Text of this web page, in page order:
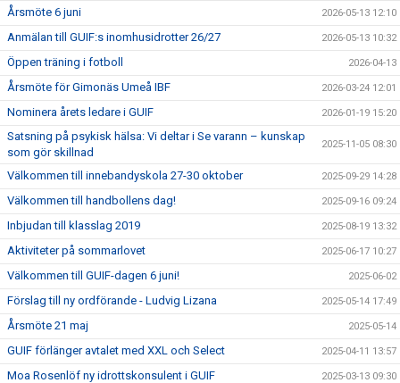
Årsmöte 6 juni 2026-05-13 12:10
Anmälan till GUIF:s inomhusidrotter 26/27 2026-05-13 10:32
Öppen träning i fotboll 2026-04-13
Årsmöte för Gimonäs Umeå IBF 2026-03-24 12:01
Nominera årets ledare i GUIF 2026-01-19 15:20
Satsning på psykisk hälsa: Vi deltar i Se varann – kunskap
som gör skillnad
2025-11-05 08:30
Välkommen till innebandyskola 27-30 oktober 2025-09-29 14:28
Välkommen till handbollens dag! 2025-09-16 09:24
Inbjudan till klasslag 2019 2025-08-19 13:32
Aktiviteter på sommarlovet 2025-06-17 10:27
Välkommen till GUIF-dagen 6 juni! 2025-06-02
Förslag till ny ordförande - Ludvig Lizana 2025-05-14 17:49
Årsmöte 21 maj 2025-05-14
GUIF förlänger avtalet med XXL och Select 2025-04-11 13:57
Moa Rosenlöf ny idrottskonsulent i GUIF 2025-03-13 09:30